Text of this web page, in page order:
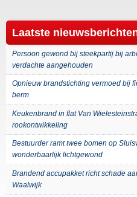
Laatste
Persoon gewond bij steekpartij bij
verdachte aangehouden
Opnieuw brandstichting vermoed bij
berm
Keukenbrand in flat Van
rookontwikkeling
Bestuurder ramt twee bomen op
wonderbaarlijk lichtgewond
Brandend accupakket richt schade
Waalwijk